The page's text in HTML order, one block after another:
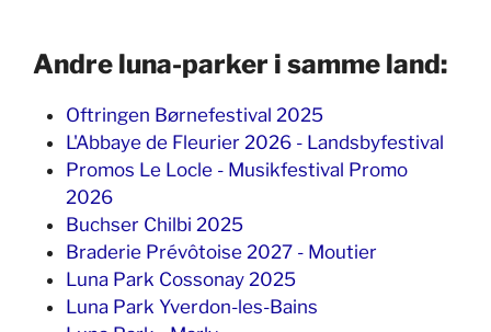
Andre luna-parker i samme land:
Oftringen Børnefestival 2025
L'Abbaye de Fleurier 2026 - Landsbyfestival
Promos Le Locle - Musikfestival Promo
2026
Buchser Chilbi 2025
Braderie Prévôtoise 2027 - Moutier
Luna Park Cossonay 2025
Luna Park Yverdon-les-Bains